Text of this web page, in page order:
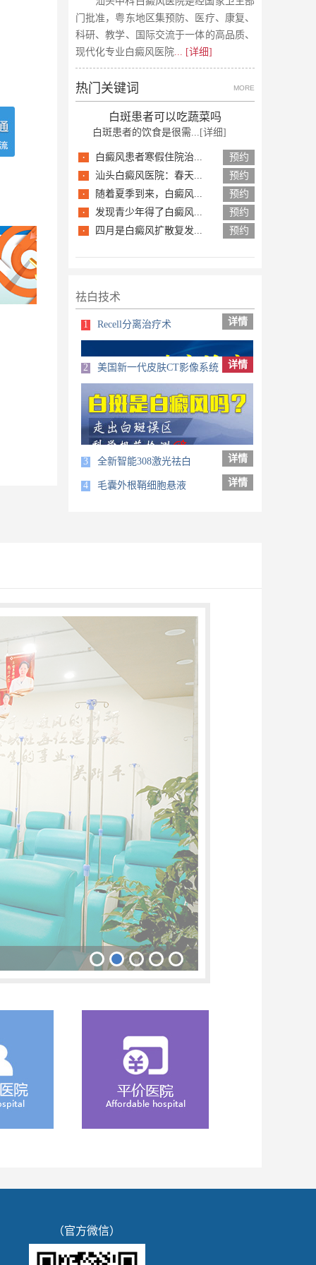
门批准，粤东地区集预防、医疗、康复、
科研、教学、国际交流于一体的高品质、
现代化专业白癜风医院... [详细]
热门关键词 MORE
白斑患者可以吃蔬菜吗
白斑患者的饮食是很需... [详细]
· 白癜风患者寒假住院治... 预约
· 汕头白癜风医院：春天... 预约
· 随着夏季到来，白癜风... 预约
· 发现青少年得了白癜风... 预约
· 四月是白癜风扩散复发... 预约
祛白技术
1 Recell分离治疗术 详情
美国新一代皮肤CT影像系统
3 全新智能308激光祛白 详情
4 毛囊外根鞘细胞悬液 详情
（官方微信）